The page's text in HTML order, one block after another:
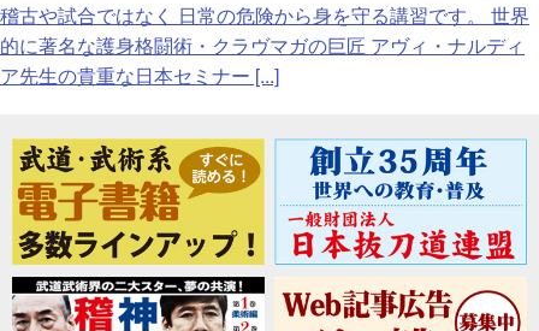
稽古や試合ではなく 日常の危険から身を守る講習です。 世界
的に著名な護身格闘術・クラヴマガの巨匠 アヴィ・ナルディ
ア先生の貴重な日本セミナー [...]